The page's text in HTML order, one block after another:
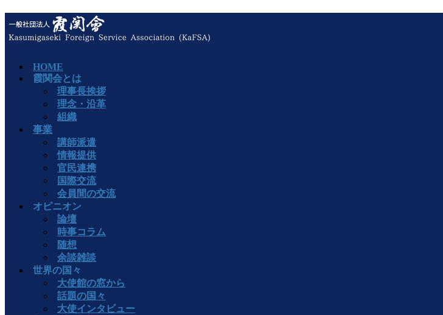
HOME
霞関会とは
理事長挨拶
理念・沿革
組織
事業
講師派遣
情報提供
官民連携
国際交流
会員間の交流
オピニオン
論壇
時事コラム
随想
余談雑談
世界の国々
大使館の窓から
話題の国々
大使インタビュー